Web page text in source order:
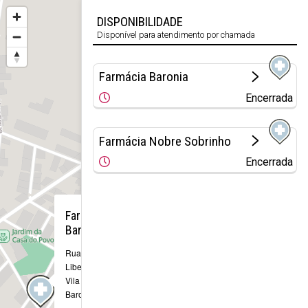
Farmácia
Baronia
Rua da
Liberdade, nº 3
Vila Nova de
Baronia
DISPONIBILIDADE
Disponível para atendimento por chamada
Farmácia Baronia
Encerrada
Farmácia Nobre Sobrinho
Encerrada